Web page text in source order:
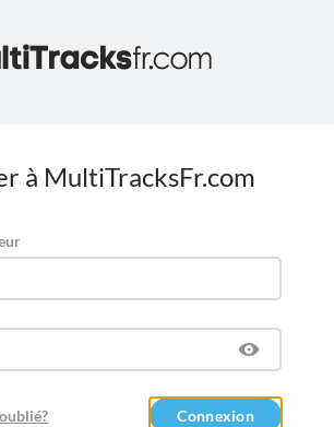
à MultiTracksFr.com
Connexion